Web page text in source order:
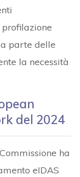
parte delle
la necessità
del 2024
ha
eIDAS